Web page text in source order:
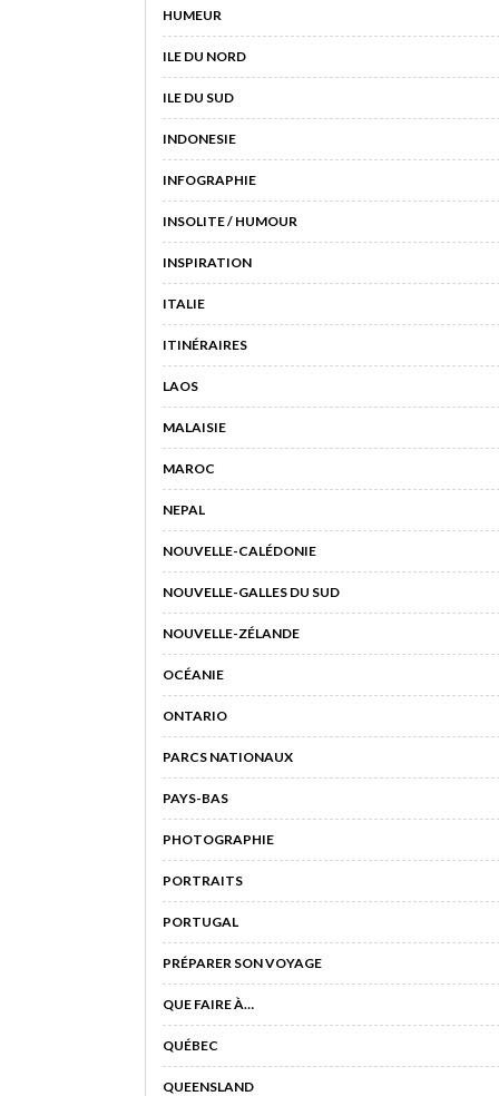
HUMEUR
ILE DU NORD
ILE DU SUD
INDONESIE
INFOGRAPHIE
INSOLITE / HUMOUR
INSPIRATION
ITALIE
ITINÉRAIRES
LAOS
MALAISIE
MAROC
NEPAL
NOUVELLE-CALÉDONIE
NOUVELLE-GALLES DU SUD
NOUVELLE-ZÉLANDE
OCÉANIE
ONTARIO
PARCS NATIONAUX
PAYS-BAS
PHOTOGRAPHIE
PORTRAITS
PORTUGAL
PRÉPARER SON VOYAGE
QUE FAIRE À…
QUÉBEC
QUEENSLAND